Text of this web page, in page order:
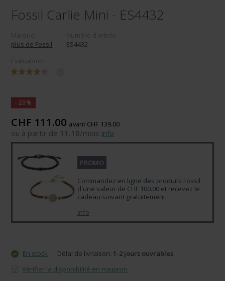
Fossil Carlie Mini - ES4432
plus de Fossil
ES4432
-20%
CHF 111.00 avant CHF 139.00
ou à partir de 11.10/mois info
PROMO
Commandez en ligne des produits Fossil
d'une valeur de CHF 100.00 et recevez le
cadeau suivant gratuitement:
info
En stock Délai de livraison: 1-2 jours ouvrables
Vérifier la disponibilité en magasin